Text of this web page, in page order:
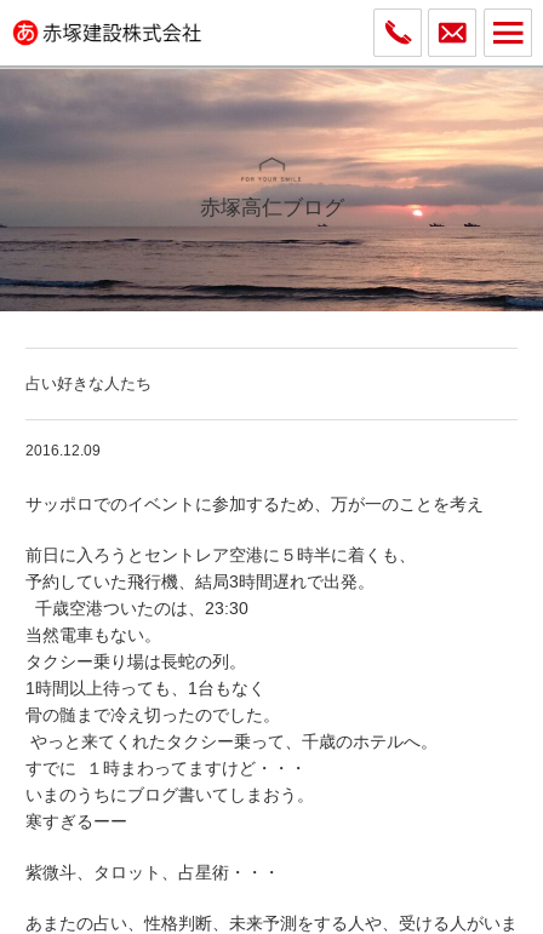
赤塚高仁ブログ
占い好きな人たち
2016.12.09
サッポロでのイベントに参加するため、万が一のことを考え
前日に入ろうとセントレア空港に５時半に着くも、
予約していた飛行機、結局3時間遅れで出発。
千歳空港ついたのは、23:30
当然電車もない。
タクシー乗り場は長蛇の列。
1時間以上待っても、1台もなく
骨の髄まで冷え切ったのでした。
やっと来てくれたタクシー乗って、千歳のホテルへ。
すでに １時まわってますけど・・・
いまのうちにブログ書いてしまおう。
寒すぎるーー
紫微斗、タロット、占星術・・・
あまたの占い、性格判断、未来予測をする人や、受ける人がいま